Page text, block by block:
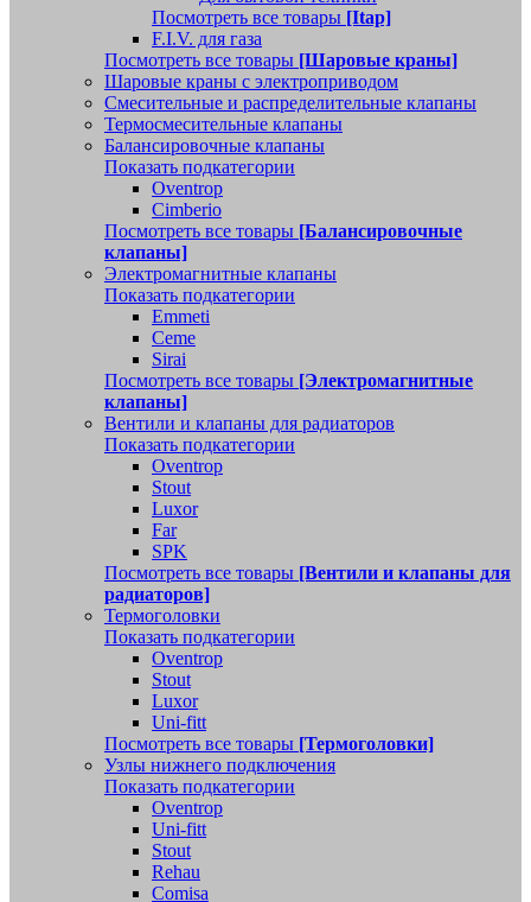
Посмотреть все товары [Itap]
F.I.V. для газа
Посмотреть все товары [Шаровые краны]
Шаровые краны с электроприводом
Смесительные и распределительные клапаны
Термосмесительные клапаны
Балансировочные клапаны
Показать подкатегории
Oventrop
Cimberio
Посмотреть все товары [Балансировочные
клапаны]
Электромагнитные клапаны
Показать подкатегории
Emmeti
Ceme
Sirai
Посмотреть все товары [Электромагнитные
клапаны]
Вентили и клапаны для радиаторов
Показать подкатегории
Oventrop
Stout
Luxor
Far
SPK
Посмотреть все товары [Вентили и клапаны для
радиаторов]
Термоголовки
Показать подкатегории
Oventrop
Stout
Luxor
Uni-fitt
Посмотреть все товары [Термоголовки]
Узлы нижнего подключения
Показать подкатегории
Oventrop
Uni-fitt
Stout
Rehau
Comisa